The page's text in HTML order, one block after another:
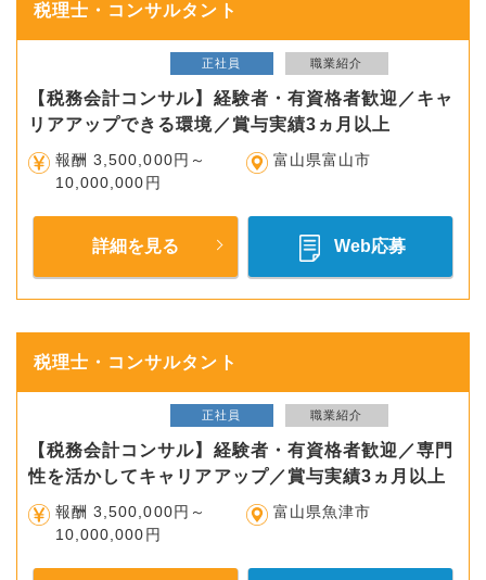
税理士・コンサルタント
正社員 職業紹介
【税務会計コンサル】経験者・有資格者歓迎／キャ
リアアップできる環境／賞与実績3ヵ月以上
報酬 3,500,000円～
10,000,000円
富山県富山市
詳細を見る Web応募
税理士・コンサルタント
正社員 職業紹介
【税務会計コンサル】経験者・有資格者歓迎／専門
性を活かしてキャリアアップ／賞与実績3ヵ月以上
報酬 3,500,000円～
10,000,000円
富山県魚津市